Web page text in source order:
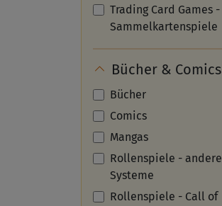
Trading Card Games -
Sammelkartenspiele
Bücher & Comics
Bücher
Comics
Mangas
Rollenspiele - andere
Systeme
Rollenspiele - Call of